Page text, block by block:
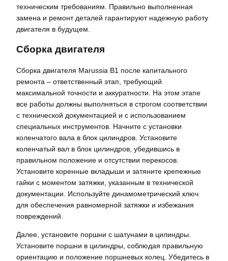
техническим требованиям. Правильно выполненная
замена и ремонт деталей гарантируют надежную работу
двигателя в будущем.
Сборка двигателя
Сборка двигателя Marussia B1 после капитального
ремонта – ответственный этап, требующий
максимальной точности и аккуратности. На этом этапе
все работы должны выполняться в строгом соответствии
с технической документацией и с использованием
специальных инструментов. Начните с установки
коленчатого вала в блок цилиндров. Установите
коленчатый вал в блок цилиндров, убедившись в
правильном положение и отсутствии перекосов.
Установите коренные вкладыши и затяните крепежные
гайки с моментом затяжки, указанным в технической
документации. Используйте динамометрический ключ
для обеспечения равномерной затяжки и избежания
повреждений.
Далее, установите поршни с шатунами в цилиндры.
Установите поршни в цилиндры, соблюдая правильную
ориентацию и положение поршневых колец. Убедитесь в